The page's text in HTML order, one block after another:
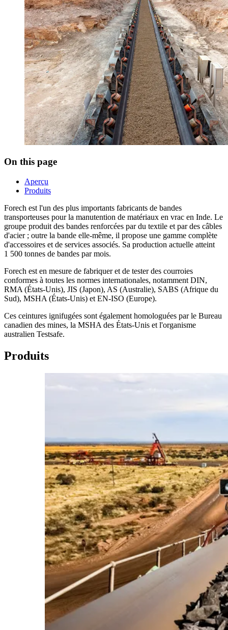
On this page
Aperçu
Produits
Forech est l'un des plus importants fabricants de bandes
transporteuses pour la manutention de matériaux en vrac en Inde. Le
groupe produit des bandes renforcées par du textile et par des câbles
d'acier ; outre la bande elle-même, il propose une gamme complète
d'accessoires et de services associés. Sa production actuelle atteint
1 500 tonnes de bandes par mois.
Forech est en mesure de fabriquer et de tester des courroies
conformes à toutes les normes internationales, notamment DIN,
RMA (États-Unis), JIS (Japon), AS (Australie), SABS (Afrique du
Sud), MSHA (États-Unis) et EN-ISO (Europe).
Ces ceintures ignifugées sont également homologuées par le Bureau
canadien des mines, la MSHA des États-Unis et l'organisme
australien Testsafe.
Produits